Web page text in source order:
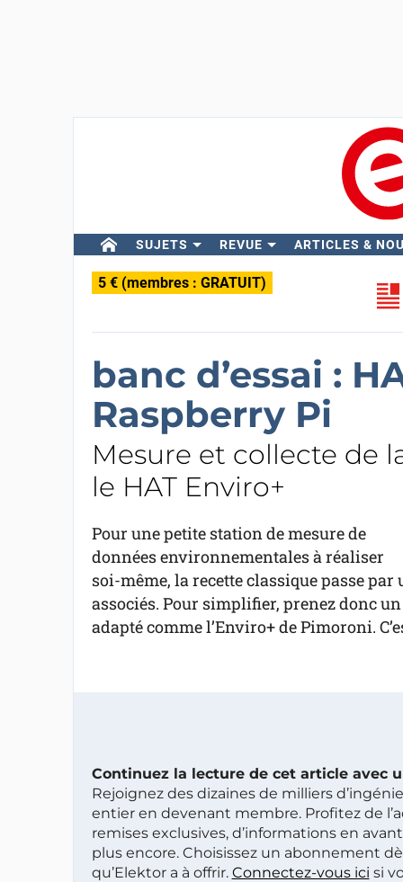
SUJETS REVUE ARTICLES &
5 € (membres : GRATUIT)
banc d’essai :
Raspberry Pi
Mesure et collecte de
le HAT Enviro+
Pour une petite station de mesure de
données environnementales à réaliser
soi-même, la recette classique passe
associés. Pour simplifier, prenez donc
adapté comme l’Enviro+ de Pimoroni.
Continuez la lecture de cet article avec
Rejoignez des dizaines de milliers
entier en devenant membre. Profitez de
remises exclusives, d’informations en
plus encore. Choisissez un abonnement
qu’Elektor a à offrir. Connectez-vous ici si